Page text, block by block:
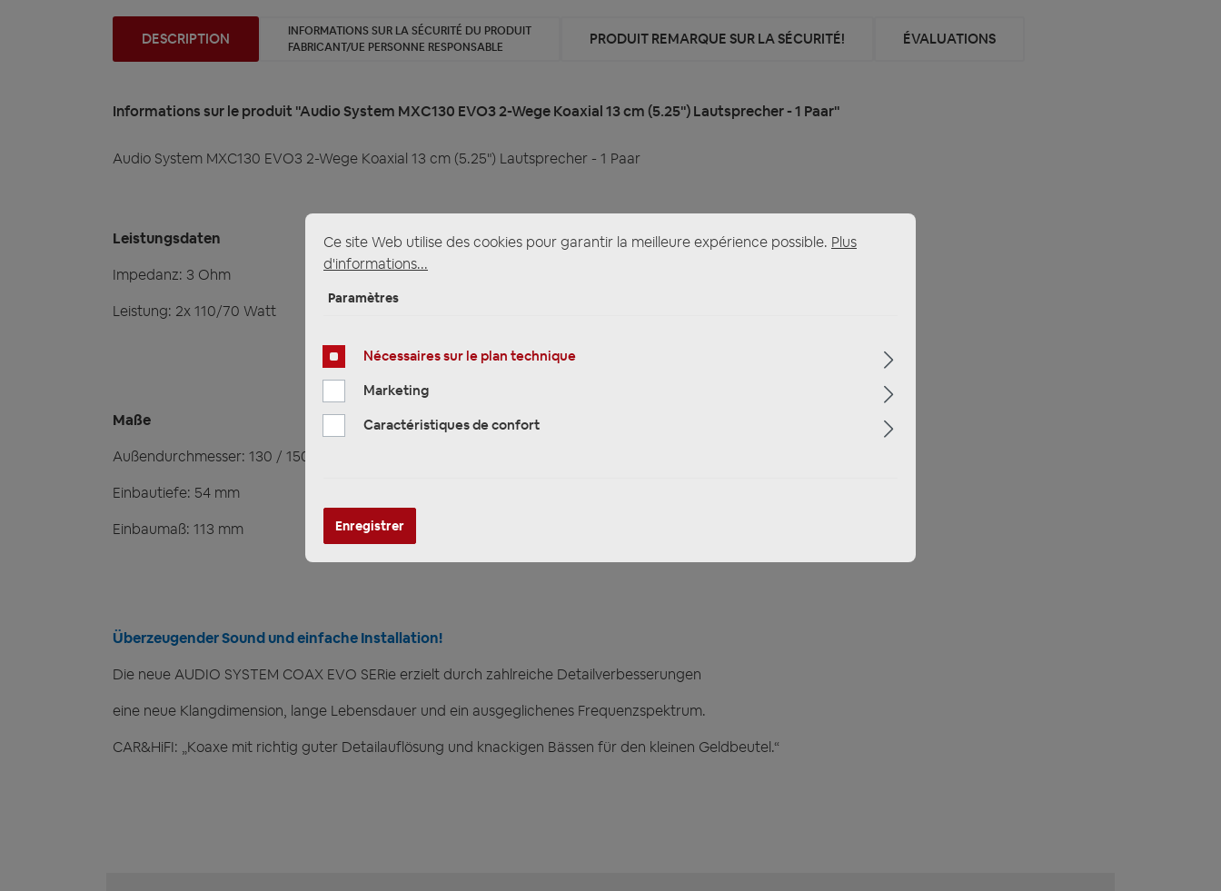
DESCRIPTION
INFORMATIONS SUR LA SÉCURITÉ DU PRODUIT
FABRICANT/UE PERSONNE RESPONSABLE
PRODUIT REMARQUE SUR LA SÉCURITÉ! ÉVALUATIONS
Informations sur le produit "Audio System MXC130 EVO3 2-Wege Koaxial 13 cm (5.25") Lautsprecher - 1 Paar"
Audio System MXC130 EVO3 2-Wege Koaxial 13 cm (5.25") Lautsprecher - 1 Paar
Leistungsdaten
Impedanz: 3 Ohm
Leistung: 2x 110/70 Watt
Maße
Außendurchmesser: 130 / 150 mm
Einbautiefe: 54 mm
Einbaumaß: 113 mm
Überzeugender Sound und einfache Installation!
Die neue AUDIO SYSTEM COAX EVO SERie erzielt durch zahlreiche Detailverbesserungen
eine neue Klangdimension, lange Lebensdauer und ein ausgeglichenes Frequenzspektrum.
CAR&HiFI: „Koaxe mit richtig guter Detailauflösung und knackigen Bässen für den kleinen Geldbeutel.“
Ce site Web utilise des cookies pour garantir la meilleure expérience possible. Plus
d'informations...
Paramètres
Nécessaires sur le plan technique
Marketing
Caractéristiques de confort
Enregistrer